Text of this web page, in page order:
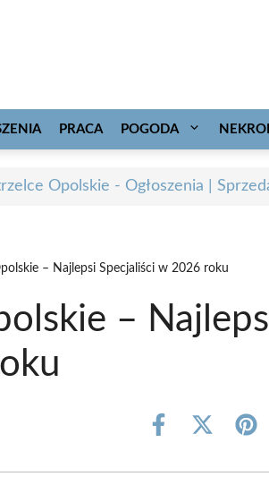
PRACA POGODA
Opolskie - Ogłoszenia |
– Najlepsi Specjaliści w 2026 roku
–
Share
Share
(Twitter)